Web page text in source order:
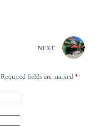
NEXT
Required fields are marked *